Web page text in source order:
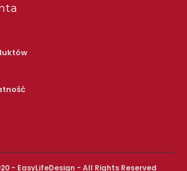
- EasyLifeDesign - All Rights Reserved